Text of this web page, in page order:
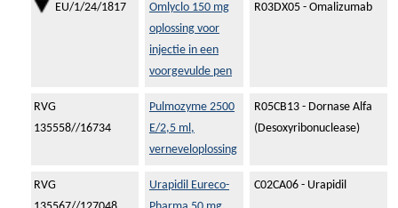
EU/1/24/1817
Omlyclo 150 mg
oplossing voor
injectie in een
voorgevulde pen
R03DX05 - Omalizumab
RVG
135558//16734
Pulmozyme 2500
E/2,5 ml,
verneveloplossing
R05CB13 - Dornase Alfa
(Desoxyribonuclease)
RVG
Urapidil Eureco-
C02CA06 - Urapidil